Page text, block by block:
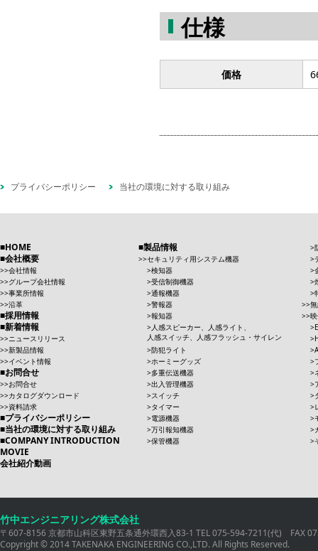
仕様
価格
プライバシーポリシー 当社の環境に対する取り組み
HOME
会社概要
会社情報
グループ会社情報
事業所情報
沿革
採用情報
新着情報
ニュースリリース
新製品情報
イベント情報
お問合せ
お問合せ
カタログダウンロード
資料請求
プライバシーポリシー
当社の環境に対する取り組み
COMPANY INTRODUCTION
MOVIE
会社紹介動画
製品情報
セキュリティ用システム機器
検知器
受信制御機器
通報機器
警報器
報知器
人感スピーカー、人感ライト、
人感スイッチ、人感フラッシュ・サイレン
防犯ライト
ホーミーグッズ
多重伝送機器
出入管理機器
スイッチ
タイマー
電源機器
万引報知機器
保管機器
竹中エンジニアリング株式会社
〒607-8156 京都市山科区東野五条通外環西入83-1 TEL 075-594-7211(代) FAX
Copyright © 2014 TAKENAKA ENGINEERING CO.,LTD. All Rights Reserved.